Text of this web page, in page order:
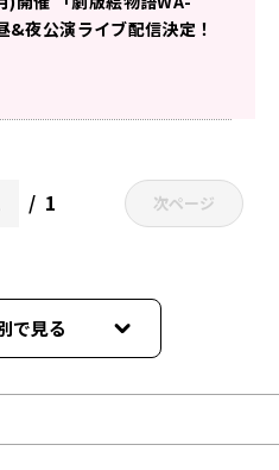
&夜公演ライブ配信決定！
1 次ページ
で見る